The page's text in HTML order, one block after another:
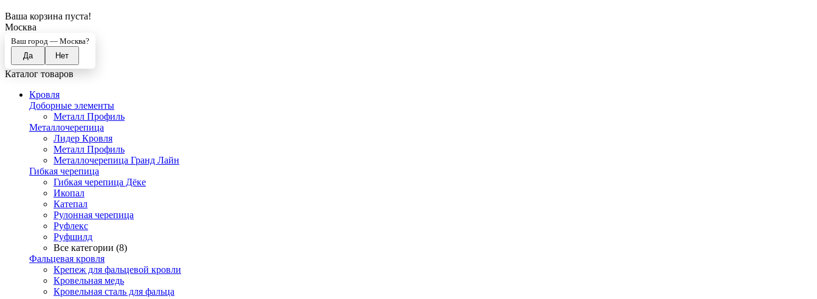
Ваша корзина пуста!
Москва
Ваш город — Москва?
Каталог товаров
Кровля
Доборные элементы
Металл Профиль
Металлочерепица
Лидер Кровля
Металл Профиль
Металлочерепица Гранд Лайн
Гибкая черепица
Гибкая черепица Дёке
Икопал
Катепал
Рулонная черепица
Руфлекс
Руфшилд
Все категории (8)
Фальцевая кровля
Крепеж для фальцевой кровли
Кровельная медь
Кровельная сталь для фальца